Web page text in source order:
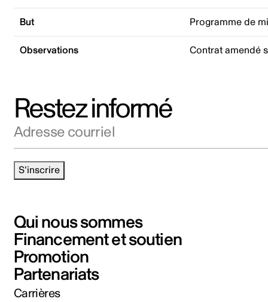
But Programme de
Observations Contrat amendé
Restez informé
S'inscrire
Qui nous sommes
Financement et soutien
Promotion
Partenariats
Carrières